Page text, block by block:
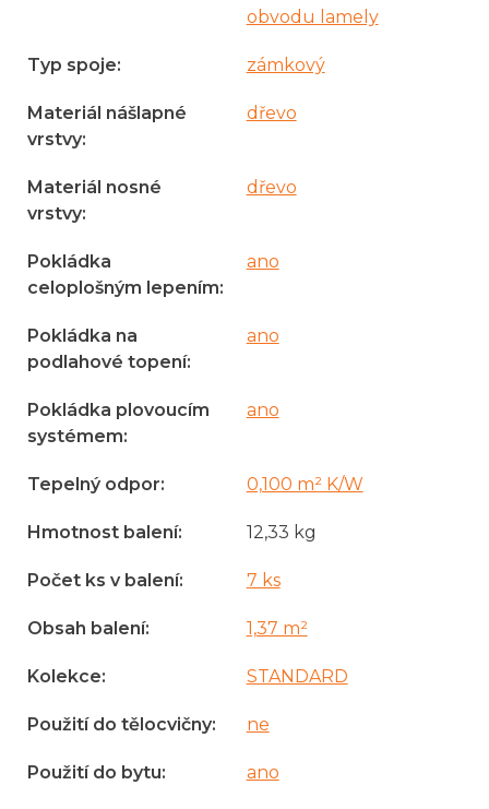
obvodu lamely
Typ spoje: zámkový
Materiál nášlapné
vrstvy:
dřevo
Materiál nosné
vrstvy:
dřevo
Pokládka
celoplošným lepením:
ano
Pokládka na
podlahové topení:
ano
Pokládka plovoucím
systémem:
ano
Tepelný odpor: 0,100 m² K/W
Hmotnost balení: 12,33 kg
Počet ks v balení: 7 ks
Obsah balení: 1,37 m²
Kolekce: STANDARD
Použití do tělocvičny: ne
Použití do bytu: ano